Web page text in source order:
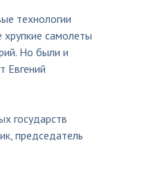
технологии
самолеты
Но были и
Евгений
государств
председатель